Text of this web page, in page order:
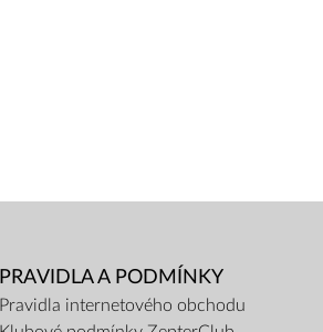
PRAVIDLA A PODMÍNKY
Pravidla internetového obchodu